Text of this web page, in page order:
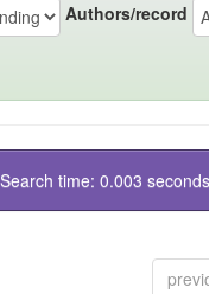
Authors/record
time: 0.003